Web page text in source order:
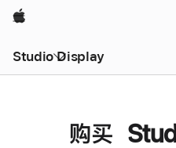
Apple
Studio Display
购买